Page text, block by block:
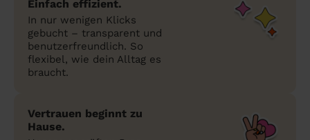
Einfach effizient.
In nur wenigen Klicks
gebucht – transparent und
benutzerfreundlich. So
flexibel, wie dein Alltag es
braucht.
Vertrauen beginnt zu
Hause.